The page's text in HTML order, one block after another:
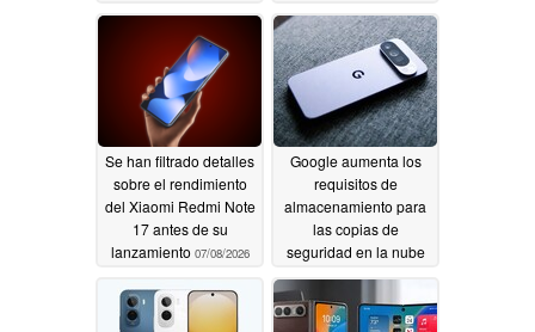
07/10/2026
Se han filtrado detalles
sobre el rendimiento
del Xiaomi Redmi Note
17 antes de su
lanzamiento 07/08/2026
Google aumenta los
requisitos de
almacenamiento para
las copias de
seguridad en la nube
de los smartphones
con sistema operativo
« Android »
07/08/2026